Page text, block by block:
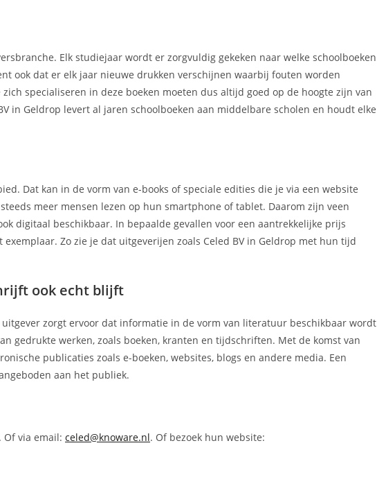
Elk studiejaar wordt er zorgvuldig gekeken naar welke schoolboeken
ook dat er elk jaar nieuwe drukken verschijnen waarbij fouten worden
specialiseren in deze boeken moeten dus altijd goed op de hoogte zijn van
in Geldrop levert al jaren schoolboeken aan middelbare scholen en houdt elke
Dat kan in de vorm van e-books of speciale edities die je via een website
meer mensen lezen op hun smartphone of tablet. Daarom zijn veen
digitaal beschikbaar. In bepaalde gevallen voor een aantrekkelijke prijs
Zo zie je dat uitgeverijen zoals Celed BV in Geldrop met hun tijd
ook echt blijft
zorgt ervoor dat informatie in de vorm van literatuur beschikbaar wordt
gedrukte werken, zoals boeken, kranten en tijdschriften. Met de komst van
publicaties zoals e-boeken, websites, blogs en andere media. Een
aan het publiek.
Of via email: celed@knoware.nl. Of bezoek hun website: